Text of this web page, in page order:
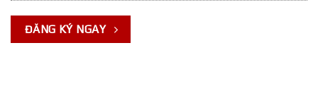
ĐĂNG KÝ NGAY